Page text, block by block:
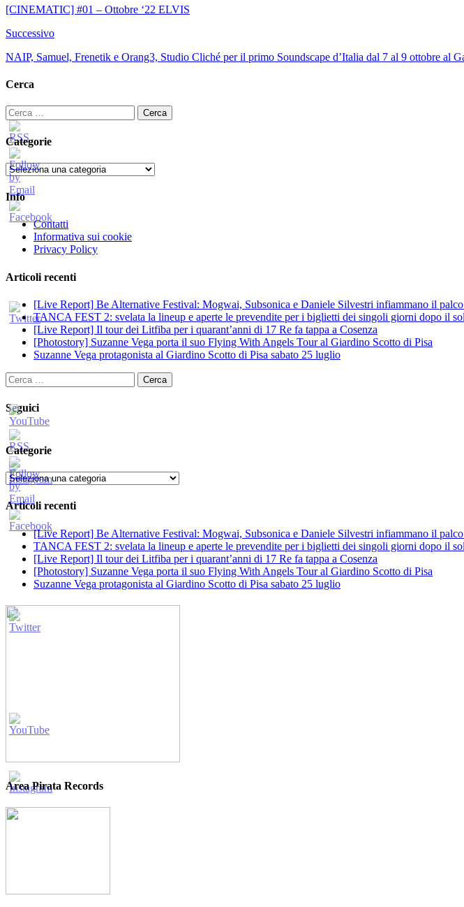
[CINEMATIC] #01 – Ottobre ‘22 ELVIS
Successivo
NAIP, Samuel, Frenetik e Orang3, Studio Cliché per il primo Soundscape d’Italia dal 7 al 9 ottobre al
Cerca
Ricerca
per:
Categorie
Categorie
Info
Contatti
Informativa sui cookie
Privacy Policy
Articoli recenti
[Live Report] Be Alternative Festival: Mogwai, Subsonica e Daniele Silvestri infiammano il
TANCA FEST 2: svelata la lineup e aperte le prevendite per i biglietti dei singoli giorni dopo il
[Live Report] Il tour dei Litfiba per i quarant’anni di 17 Re fa tappa a Cosenza
[Photostory] Suzanne Vega porta il suo Flying With Angels Tour al Giardino Scotto di Pisa
Suzanne Vega protagonista al Giardino Scotto di Pisa sabato 25 luglio
Ricerca
per:
Seguici
Categorie
Categorie
Articoli recenti
[Live Report] Be Alternative Festival: Mogwai, Subsonica e Daniele Silvestri infiammano il
TANCA FEST 2: svelata la lineup e aperte le prevendite per i biglietti dei singoli giorni dopo il
[Live Report] Il tour dei Litfiba per i quarant’anni di 17 Re fa tappa a Cosenza
[Photostory] Suzanne Vega porta il suo Flying With Angels Tour al Giardino Scotto di Pisa
Suzanne Vega protagonista al Giardino Scotto di Pisa sabato 25 luglio
Area Pirata Records